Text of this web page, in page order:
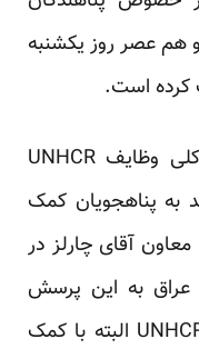
هم عصر روز یکشنبه
پرسش ما این است که به طور کلی وظایف UNHCR
به پناهجویان کمک
آقای چارلز در
عراق به این پرسش
پاسخ می دهد: “اصلی ترین کار UNHCR البته با کمک